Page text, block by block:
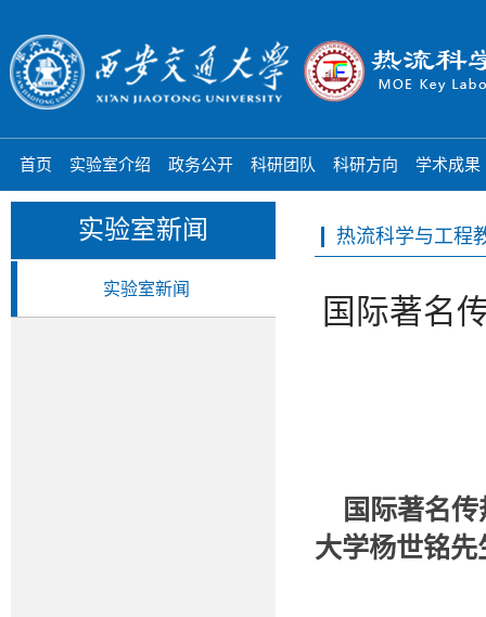
首页 实验室介绍 政务公开 科研团队 科研方向 学术成果
实验室新闻
实验室新闻
热流科学与工程
国际著名
国际著名
大学杨世铭先